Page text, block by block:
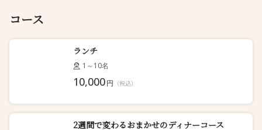
コース
ランチ
1～10名
10,000円 （税込）
2週間で変わるおまかせのディナーコース